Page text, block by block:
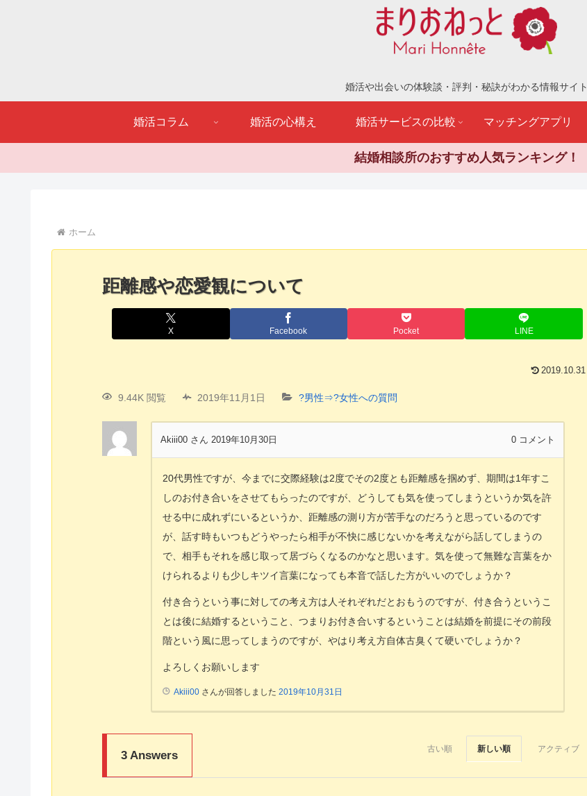
婚活や出会いの体験談・評判・秘訣がわかる情報サイト
婚活コラム 婚活の心構え 婚活サービスの比較 マッチングアプリ
結婚相談所のおすすめ人気ランキング！
ホーム
距離感や恋愛観について
X Facebook Pocket LINE
2019.10.31
9.44K 閲覧 2019年11月1日 ?男性⇒?女性への質問
Akiii00 さん 2019年10月30日 0 コメント
20代男性ですが、今までに交際経験は2度でその2度とも距離感を掴めず、期間は1年すこ
しのお付き合いをさせてもらったのですが、どうしても気を使ってしまうというか気を許
せる中に成れずにいるというか、距離感の測り方が苦手なのだろうと思っているのです
が、話す時もいつもどうやったら相手が不快に感じないかを考えながら話してしまうの
で、相手もそれを感じ取って居づらくなるのかなと思います。気を使って無難な言葉をか
けられるよりも少しキツイ言葉になっても本音で話した方がいいのでしょうか？
付き合うという事に対しての考え方は人それぞれだとおもうのですが、付き合うというこ
とは後に結婚するということ、つまりお付き合いするということは結婚を前提にその前段
階という風に思ってしまうのですが、やはり考え方自体古臭くて硬いでしょうか？
よろしくお願いします
Akiii00 さんが回答しました 2019年10月31日
3 Answers
アクティブ
新しい順
古い順